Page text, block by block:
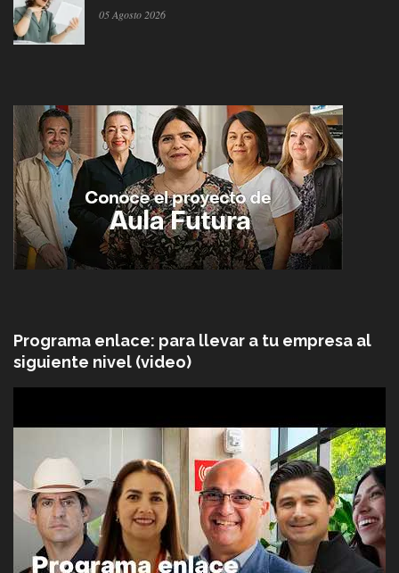
05 Agosto 2026
Programa enlace: para llevar a tu empresa al
siguiente nivel (video)